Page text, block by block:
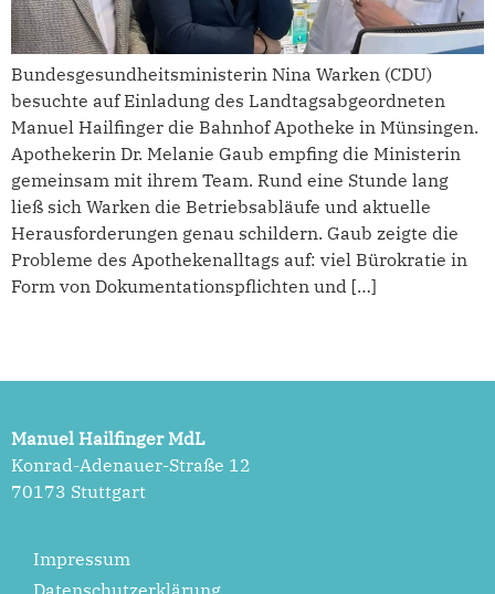
Bundesgesundheitsministerin Nina Warken (CDU)
besuchte auf Einladung des Landtagsabgeordneten
Manuel Hailfinger die Bahnhof Apotheke in Münsingen.
Apothekerin Dr. Melanie Gaub empfing die Ministerin
gemeinsam mit ihrem Team. Rund eine Stunde lang
ließ sich Warken die Betriebsabläufe und aktuelle
Herausforderungen genau schildern. Gaub zeigte die
Probleme des Apothekenalltags auf: viel Bürokratie in
Form von Dokumentationspflichten und […]
Manuel Hailfinger MdL
Konrad-Adenauer-Straße 12
70173 Stuttgart
Impressum
Datenschutzerklärung